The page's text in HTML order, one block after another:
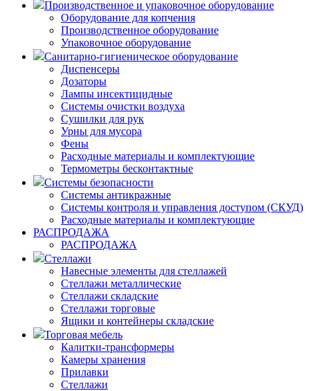
Производственное и упаковочное оборудование
Оборудование для копчения
Производственное оборудование
Упаковочное оборудование
Санитарно-гигиеническое оборудование
Диспенсеры
Дозаторы
Лампы инсектицидные
Системы очистки воздуха
Сушилки для рук
Урны для мусора
Фены
Расходные материалы и комплектующие
Термометры бесконтактные
Системы безопасности
Системы антикражные
Системы контроля и управления доступом (СКУД)
Расходные материалы и комплектующие
РАСПРОДАЖА
РАСПРОДАЖА
Стеллажи
Навесные элементы для стеллажей
Стеллажи металлические
Стеллажи складские
Стеллажи торговые
Ящики и контейнеры складские
Торговая мебель
Калитки-трансформеры
Камеры хранения
Прилавки
Стеллажи